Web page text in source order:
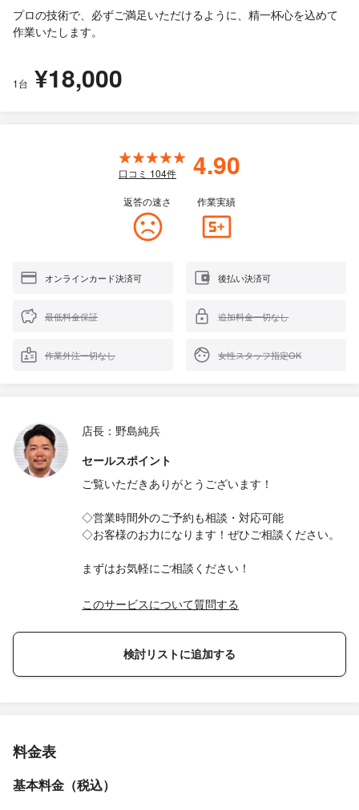
プロの技術で、必ずご満足いただけるように、精一杯心を込めて
作業いたします。
1台 ¥18,000
口コミ 104件 4.90
返答の速さ 作業実績
オンラインカード決済可 後払い決済可
最低料金保証 追加料金一切なし
作業外注一切なし 女性スタッフ指定OK
店長：野島純兵
セールスポイント
ご覧いただきありがとうございます！
◇営業時間外のご予約も相談・対応可能
◇お客様のお力になります！ぜひご相談ください。
まずはお気軽にご相談ください！
このサービスについて質問する
検討リストに追加する
料金表
基本料金（税込）